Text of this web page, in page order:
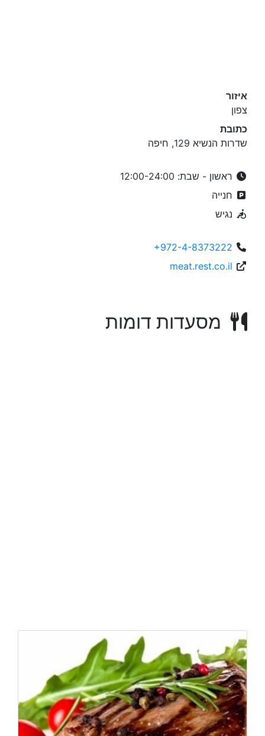
איזור
צפון
כתובת
שדרות הנשיא 129, חיפה
ראשון - שבת: 12:00-24:00
חנייה
נגיש
+972-4-8373222
meat.rest.co.il
מסעדות דומות